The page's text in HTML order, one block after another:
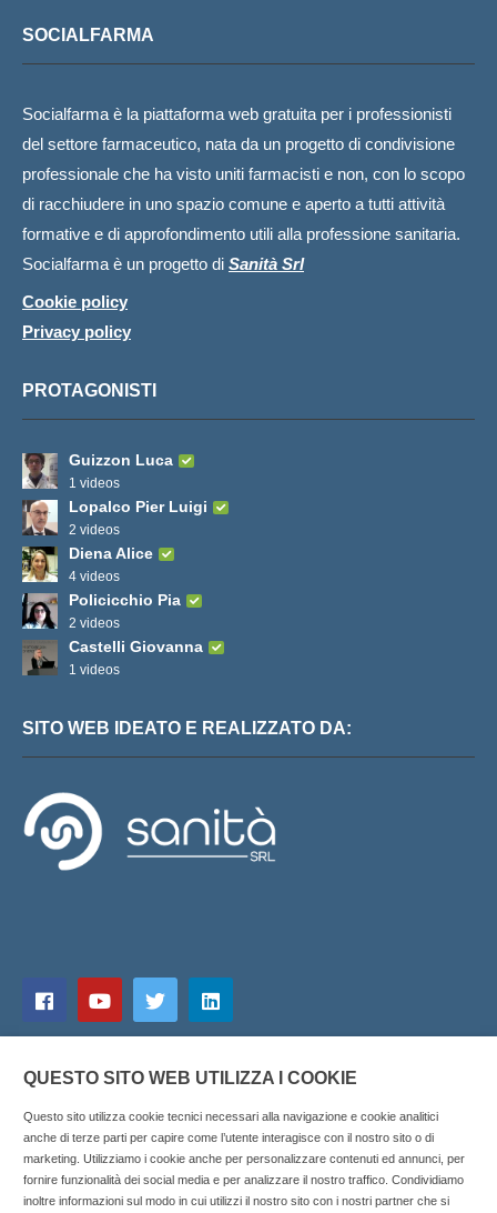
SOCIALFARMA
Socialfarma è la piattaforma web gratuita per i professionisti
del settore farmaceutico, nata da un progetto di condivisione
professionale che ha visto uniti farmacisti e non, con lo scopo
di racchiudere in uno spazio comune e aperto a tutti attività
formative e di approfondimento utili alla professione sanitaria.
Socialfarma è un progetto di Sanità Srl
Cookie policy
Privacy policy
PROTAGONISTI
Guizzon Luca
1 videos
Lopalco Pier Luigi
2 videos
Diena Alice
4 videos
Policicchio Pia
2 videos
Castelli Giovanna
1 videos
SITO WEB IDEATO E REALIZZATO DA:
QUESTO SITO WEB UTILIZZA I COOKIE
Questo sito utilizza cookie tecnici necessari alla navigazione e cookie analitici
anche di terze parti per capire come l’utente interagisce con il nostro sito o di
marketing. Utilizziamo i cookie anche per personalizzare contenuti ed annunci, per
fornire funzionalità dei social media e per analizzare il nostro traffico. Condividiamo
inoltre informazioni sul modo in cui utilizzi il nostro sito con i nostri partner che si